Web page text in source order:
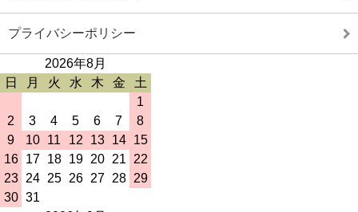
プライバシーポリシー
2026年8月
日
月 火 水 木 金
土
1
2
3 4 5 6 7
8
9
10 11 12 13 14
15
16
17 18 19 20 21
22
23
24 25 26 27 28
29
30 31